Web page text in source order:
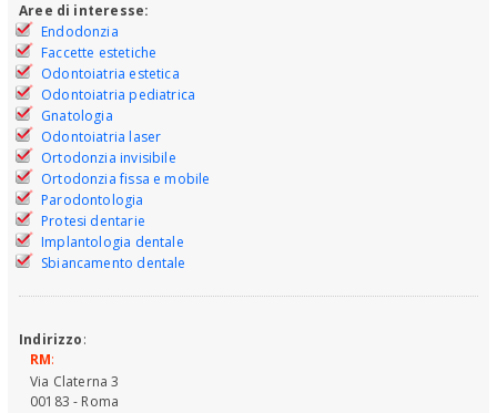
Aree di interesse:
Endodonzia
Faccette estetiche
Odontoiatria estetica
Odontoiatria pediatrica
Gnatologia
Odontoiatria laser
Ortodonzia invisibile
Ortodonzia fissa e mobile
Parodontologia
Protesi dentarie
Implantologia dentale
Sbiancamento dentale
Indirizzo:
RM:
Via Claterna 3
00183 - Roma